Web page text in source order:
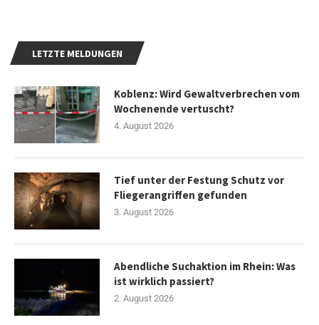
LETZTE MELDUNGEN
Koblenz: Wird Gewaltverbrechen vom
Wochenende vertuscht?
4. August 2026
Tief unter der Festung Schutz vor
Fliegerangriffen gefunden
3. August 2026
Abendliche Suchaktion im Rhein: Was
ist wirklich passiert?
2. August 2026